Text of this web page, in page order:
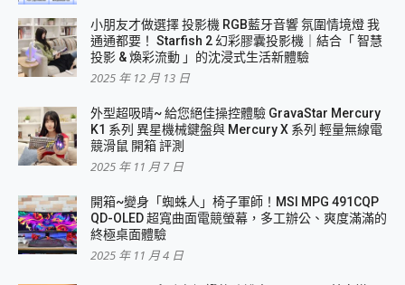
小朋友才做選擇 投影機 RGB藍牙音響 氛圍情境燈 我
通通都要！ Starfish 2 幻彩膠囊投影機｜結合「 智慧
投影 & 煥彩流動 」的沈浸式生活新體驗
2025 年 12 月 13 日
外型超吸晴~ 給您絕佳操控體驗 GravaStar Mercury
K1 系列 異星機械鍵盤與 Mercury X 系列 輕量無線電
競滑鼠 開箱 評測
2025 年 11 月 7 日
開箱~變身「蜘蛛人」椅子軍師！MSI MPG 491CQP
QD-OLED 超寬曲面電競螢幕，多工辦公、爽度滿滿的
終極桌面體驗
2025 年 11 月 4 日